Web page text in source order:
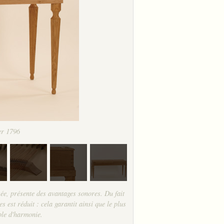
1796
présente des avantages sonores. Du fait
est réduit : cela garantit ainsi que le plus
d'harmonie.